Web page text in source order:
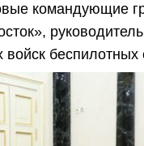
командующие
руководитель
беспилотных